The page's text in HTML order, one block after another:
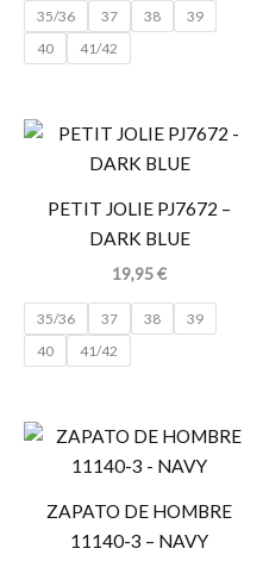
35/36 37 38
39
40
41/42
PETIT JOLIE PJ7672 –
DARK BLUE
19,95€
35/36 37 38
39
40
41/42
ZAPATO DE HOMBRE
11140-3 – NAVY